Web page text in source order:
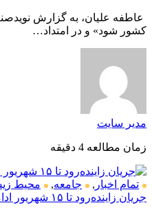
عاطفه علیان، به گزارش
کشور شود» و در امتداد…
مدیر سایت
زمان مطالعه 4 دقیقه
تمام اخبار , جامعه,
محیط
جریان زاینده‌رود تا ۱۵ شهریور ادامه دارد؛ آب بسته نمی‌شود